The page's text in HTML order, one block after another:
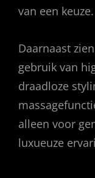
van een keuze.
Daarnaast
gebruik van
draadloze
alleen voor
luxueuze